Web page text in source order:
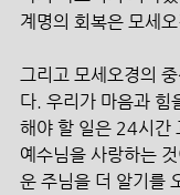
계명의 회복은 모세
그리고 모세오경의
다. 우리가 마음과 힘
해야 할 일은 24시간
예수님을 사랑하는
운 주님을 더 알기를